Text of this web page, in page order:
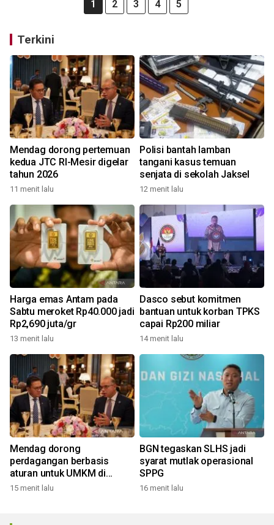
1 2 3 4 5
Terkini
Mendag dorong pertemuan
kedua JTC RI-Mesir digelar
tahun 2026
11 menit lalu
Polisi bantah lamban
tangani kasus temuan
senjata di sekolah Jaksel
12 menit lalu
Harga emas Antam pada
Sabtu meroket Rp40.000 jadi
Rp2,690 juta/gr
13 menit lalu
Dasco sebut komitmen
bantuan untuk korban TPKS
capai Rp200 miliar
14 menit lalu
Mendag dorong
perdagangan berbasis
aturan untuk UMKM di
BRICS
15 menit lalu
BGN tegaskan SLHS jadi
syarat mutlak operasional
SPPG
16 menit lalu